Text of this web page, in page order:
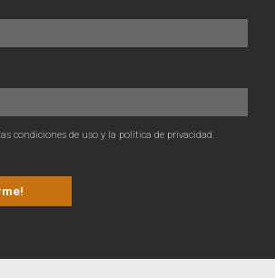
condiciones de uso y la política de privacidad.